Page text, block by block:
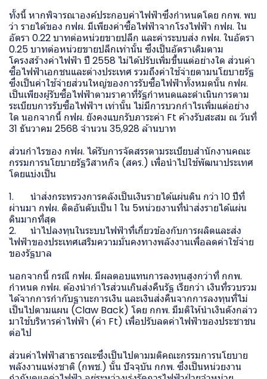
ทั้งนี้ หากพิจารณาองค์ประกอบค่าไฟฟ้าซึ่งกำหนดโดย กกพ. พบ
ว่า รายได้ของ กฟผ. มีเพียงค่าซื้อไฟฟ้าจากโรงไฟฟ้า กฟผ. ใน
อัตรา 0.22 บาทต่อหน่วยขายปลีก และค่าระบบส่ง กฟผ. ในอัตรา
0.25 บาทต่อหน่วยขายปลีกเท่านั้น ซึ่งเป็นอัตราเดิมตาม
โครงสร้างค่าไฟฟ้า ปี 2558 ไม่ได้ปรับเพิ่มขึ้นแต่อย่างใด ส่วนค่า
ซื้อไฟฟ้าเอกชนและต่างประเทศ รวมถึงค่าใช้จ่ายตามนโยบายรัฐ
ซึ่งเป็นค่าใช้จ่ายส่วนใหญ่ของการรับซื้อไฟฟ้าทั้งหมดนั้น กฟผ.
เป็นเพียงผู้รับซื้อไฟฟ้าตามราคาที่รัฐกำหนดและดำเนินการตาม
ระเบียบการรับซื้อไฟฟ้าฯ เท่านั้น ไม่มีการบวกกำไรเพิ่มแต่อย่าง
ใด นอกจากนี้ กฟผ. ยังคงแบกรับภาระค่า Ft ค้างรับสะสม ณ วันที่
31 ธันวาคม 2568 จำนวน 35,928 ล้านบาท
ส่วนกำไรของ กฟผ. ได้รับการจัดสรรตามระเบียบสำนักงานคณะ
กรรมการนโยบายรัฐวิสาหกิจ (สคร.) เพื่อนำไปใช้พัฒนาประเทศ
โดยแบ่งเป็น
1. นำส่งกระทรวงการคลังเป็นเงินรายได้แผ่นดิน กว่า 10 ปีที่
ผ่านมา กฟผ. ติดอันดับเป็น 1 ใน 5หน่วยงานที่นำส่งรายได้แผ่น
ดินมากที่สุด
2. นำไปลงทุนในระบบไฟฟ้าที่เกี่ยวข้องกับการผลิตและส่ง
ไฟฟ้าของประเทศเสริมความมั่นคงทางพลังงานเพื่อลดค่าใช้จ่าย
ของรัฐบาล
นอกจากนี้ กรณี กฟผ. มีผลตอบแทนการลงทุนสูงกว่าที่ กกพ.
กำหนด กฟผ. ต้องนำกำไรส่วนเกินส่งคืนรัฐ เรียกว่า เงินที่รวบรวม
ได้จากการกำกับฐานะการเงิน และเงินส่งคืนจากการลงทุนที่ไม่
เป็นไปตามแผน (Claw Back) โดย กกพ. มีมติให้นำเงินดังกล่าว
มาใช้บริหารค่าไฟฟ้า (ค่า Ft) เพื่อปรับลดค่าไฟฟ้าของประชาชน
ต่อไป
ส่วนค่าไฟฟ้าสาธารณะซึ่งเป็นไปตามมติคณะกรรมการนโยบาย
พลังงานแห่งชาติ (กพช.) นั้น ปัจจุบัน กกพ. ซึ่งเป็นหน่วยงาน